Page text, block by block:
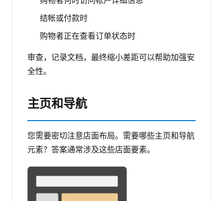
结帐或付款时
购物者正在查看订单状态时
审查，记录文档，最终缩小差距可以帮助加强安
全性。
主页和导航
您需要密切注意店面布局。需要哪些主页和导航
元素？答案通常涉及这些店面要素。